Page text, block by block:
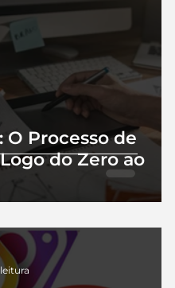
O Processo de
do Zero ao